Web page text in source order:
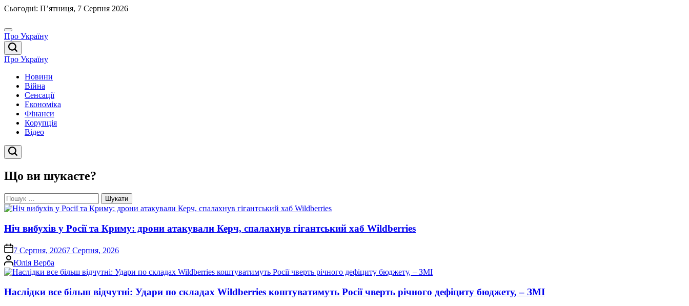
Перейти
вмісту
Сьогодні: П’ятниця, 7 Серпня 2026
Про Україну
Про Україну
Новини
Війна
Сенсації
Економіка
Фінанси
Корупція
Відео
Що ви шукаєте?
Пошук:
Ніч вибухів у Росії та Криму: дрони атакували Керч, спалахнув гігантський хаб Wildberries
on 7 Серпня, 20267 Серпня, 2026
Опубліковано
Юлія Верба
Наслідки все більш відчутні: Удари по складах Wildberries коштуватимуть Росії чверть річного дефіциту бюджету, – ЗМІ